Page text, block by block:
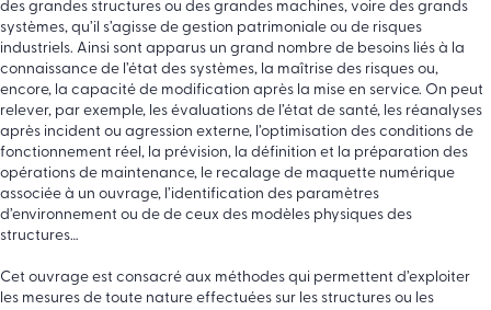
des grandes structures ou des grandes machines, voire des grands
systèmes, qu’il s’agisse de gestion patrimoniale ou de risques
industriels. Ainsi sont apparus un grand nombre de besoins liés à la
connaissance de l’état des systèmes, la maîtrise des risques ou,
encore, la capacité de modification après la mise en service. On peut
relever, par exemple, les évaluations de l’état de santé, les réanalyses
après incident ou agression externe, l’optimisation des conditions de
fonctionnement réel, la prévision, la définition et la préparation des
opérations de maintenance, le recalage de maquette numérique
associée à un ouvrage, l’identification des paramètres
d’environnement ou de de ceux des modèles physiques des
structures…
Cet ouvrage est consacré aux méthodes qui permettent d’exploiter
les mesures de toute nature effectuées sur les structures ou les